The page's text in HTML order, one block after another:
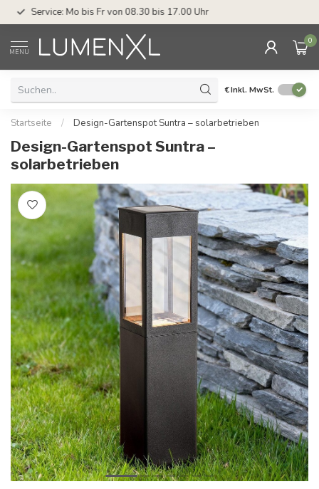
Service: Mo bis Fr von 08.30 bis 17.00 Uhr
MENU
0
€Inkl. MwSt.
Startseite / Design-Gartenspot Suntra – solarbetrieben
Design-Gartenspot Suntra –
solarbetrieben